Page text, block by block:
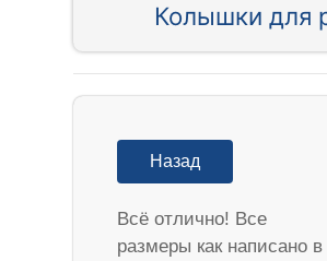
Колышки для
Назад
Всё отлично! Все
размеры как написано в